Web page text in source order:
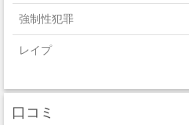
English Language And Literature/
Parks, Recreation, Leisure, And
強制性犯罪
レイプ
非強制性犯罪
口コミ